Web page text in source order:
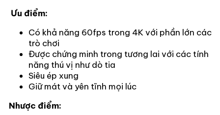
Ưu điểm:
Có khả năng 60fps trong 4K với phần lớn các
trò chơi
Được chứng minh trong tương lai với các tính
năng thú vị như dò tia
Siêu ép xung
Giữ mát và yên tĩnh mọi lúc
Nhược điểm: